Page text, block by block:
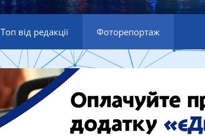
Топ від редакції Фоторепортаж